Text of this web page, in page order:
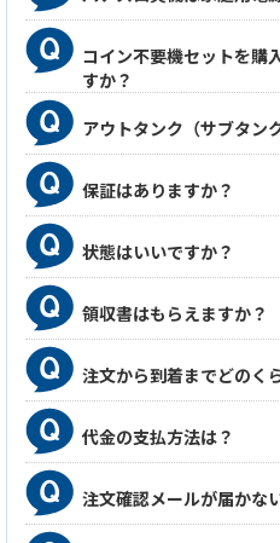
コイン不要機セットを購
すか？
アウトタンク（サブタン
保証はありますか？
状態はいいですか？
領収書はもらえますか？
注文から到着までどのく
代金の支払方法は？
注文確認メールが届かな